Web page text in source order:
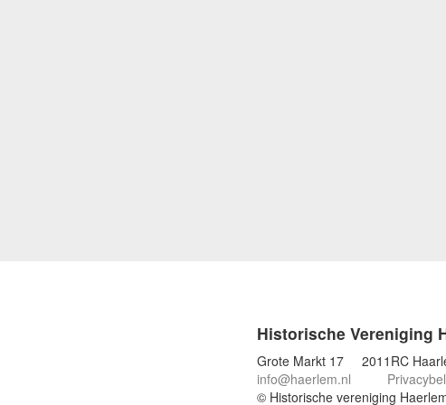
Historische Vereniging
Grote Markt 17 2011RC
info@haerlem.nl
© Historische vereniging